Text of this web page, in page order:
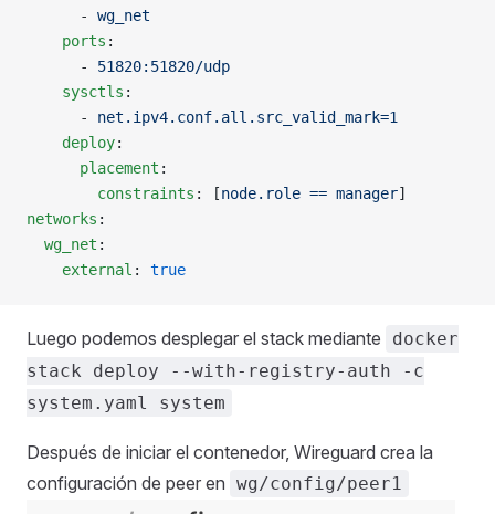
      -
wg_net
    ports
:
      -
51820:51820/udp
    sysctls
:
      -
net.ipv4.conf.all.src_valid_mark=1
    deploy
:
      placement
:
        constraints
: [node.role == manager]
networks :
  wg_net
:
    external
: true
Luego podemos desplegar el stack mediante
docker
stack deploy --with-registry-auth -c
system.yaml system
Después de iniciar el contenedor, Wireguard crea la
configuración de peer en wg/config/peer1